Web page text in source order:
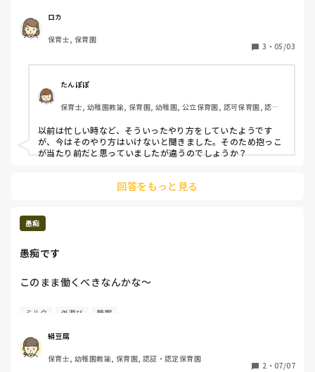
ら離れていきます。
食事、睡眠の部分で、他の担当児と時差をつけているので他
の担任にもフォローしてもらっている状態です。どんな援助
た方がいいとは思うのですが、皆さんの保育園ではどうです
か？
ロカ
保育士, 保育園
3 ・ 05/03
たんぽぽ
保育士, 幼稚園教諭, 保育園, 幼稚園, 公立保育園, 認可保育園, 認
以前は忙しい時など、そういったやり方をしていたようです
が、今はそのやり方はいけないと聞きました。そのため抱っこ
が当たり前だと思っていましたが違うのでしょうか？
回答をもっと見る
愚痴
愚痴です
このまま働くべきなんかな〜
給食でお茶を一緒に出さないところ
子どもがグズって一緒に移動できないところを見て保育士を
1番に怒鳴るところ
ミルク 外遊び 睡眠
絹豆腐
保育士, 幼稚園教諭, 保育園, 認証・認定保育園
2 ・ 07/07